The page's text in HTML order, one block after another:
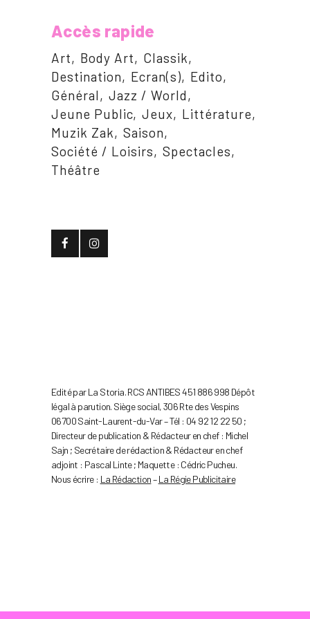
Accès rapide
Art Body Art
Classik
Destination
Ecran(s)
Edito
Général
Jazz / World
Jeune Public Jeux
Littérature
Muzik Zak
Saison
Société / Loisirs
Spectacles
Théâtre
Edité par La Storia. RCS ANTIBES 451 886 998 Dépôt
légal à parution. Siège social, 306 Rte des Vespins
06700 Saint-Laurent-du-Var – Tél : 04 92 12 22 50 ;
Directeur de publication & Rédacteur en chef : Michel
Sajn ; Secrétaire de rédaction & Rédacteur en chef
adjoint : Pascal Linte ; Maquette : Cédric Pucheu.
Nous écrire : La Rédaction–La Régie Publicitaire